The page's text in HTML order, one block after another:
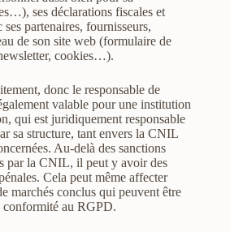
ses déclarations fiscales et
partenaires, fournisseurs,
de son site web (formulaire de
cookies…).
donc le responsable de
valable pour une institution
qui est juridiquement responsable
sa structure, tant envers la CNIL
Au-delà des sanctions
par la CNIL, il peut y avoir des
Cela peut même affecter
marchés conclus qui peuvent être
conformité au RGPD.